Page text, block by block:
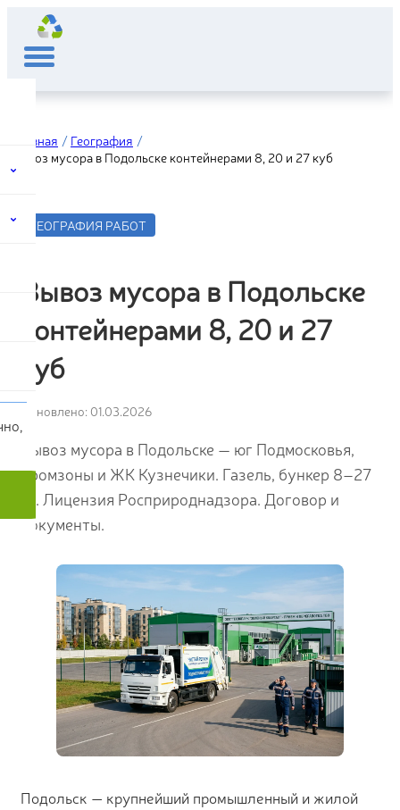
Главная
География
Вывоз мусора в Подольске контейнерами 8, 20 и 27 куб
ГЕОГРАФИЯ РАБОТ
Вывоз мусора в Подольске
контейнерами 8, 20 и 27
куб
Обновлено: 01.03.2026
Вывоз мусора в Подольске — юг Подмосковья,
промзоны и ЖК Кузнечики. Газель, бункер 8–27
м³. Лицензия Росприроднадзора. Договор и
документы.
Подольск — крупнейший промышленный и жилой